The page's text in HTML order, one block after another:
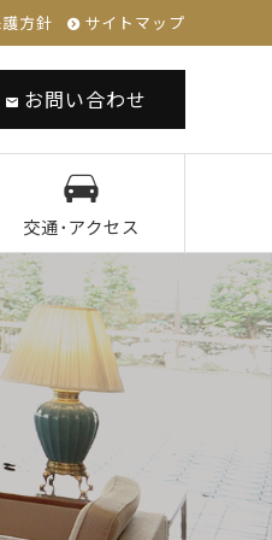
方針 サイトマップ
お問い合わせ
交通･アクセス